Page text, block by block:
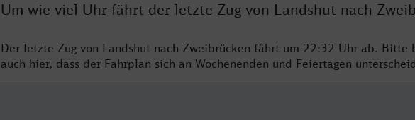
Um wie viel Uhr fährt der letzte Zug von Landshut nach
Der letzte Zug von Landshut nach Zweibrücken fährt um 22:32 Uhr ab. Bitte
auch hier, dass der Fahrplan sich an Wochenenden und Feiertagen